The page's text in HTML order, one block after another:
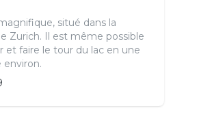
situé dans la
Zurich. Il est même possible
et faire le tour du lac en une
environ.